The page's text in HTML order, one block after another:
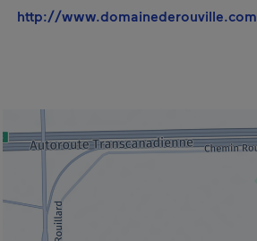
http://www.domainederouville.com